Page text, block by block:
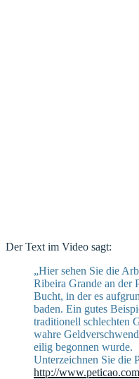
Der Text im Video sagt:
„Hier sehen Sie die
Ribeira Grande an der
Bucht, in der es
baden. Ein gutes
traditionell schlechten
wahre
eilig begonnen wurde.
Unterzeichnen Sie die
http://